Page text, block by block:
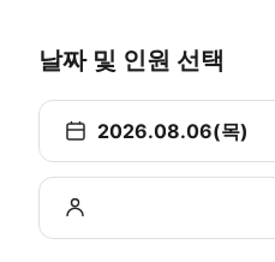
날짜 및 인원 선택
2026.08.06(목)